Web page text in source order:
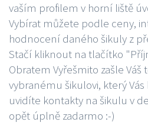
vaším profilem v horní liště
Vybírat můžete podle ceny,
hodnocení daného šikuly z
Stačí kliknout na tlačítko
Obratem Vyřešmito zašle Váš
vybranému šikulovi, který
uvidíte kontakty na šikulu v
opět úplně zadarmo :-)